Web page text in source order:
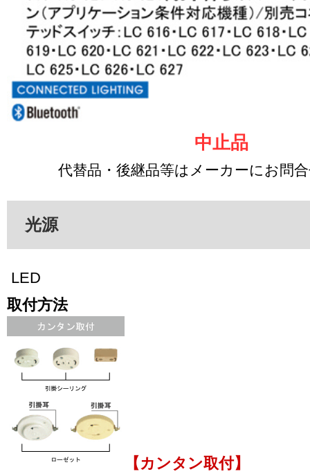
中止品
代替品・後継品等はメーカーにお問
光源
LED
取付方法
【カンタン取付】